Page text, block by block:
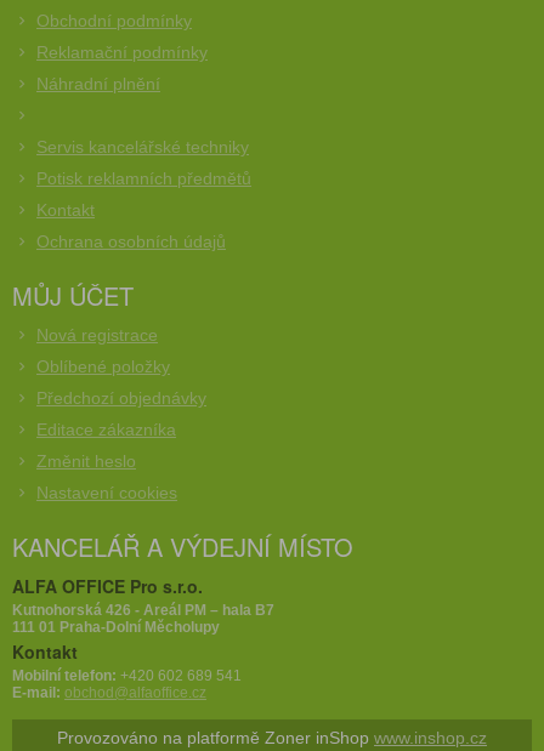
Obchodní podmínky
Reklamační podmínky
Náhradní plnění
Servis kancelářské techniky
Potisk reklamních předmětů
Kontakt
Ochrana osobních údajů
MŮJ ÚČET
Nová registrace
Oblíbené položky
Předchozí objednávky
Editace zákazníka
Změnit heslo
Nastavení cookies
KANCELÁŘ A VÝDEJNÍ MÍSTO
ALFA OFFICE Pro s.r.o.
Kutnohorská 426 - Areál PM – hala B7
111 01 Praha-Dolní Měcholupy
Kontakt
Mobilní telefon: +420 602 689 541
E-mail: obchod@alfaoffice.cz
Provozováno na platformě Zoner inShop www.inshop.cz